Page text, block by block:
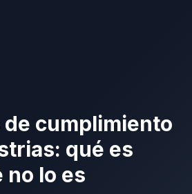
cumplimiento
qué es
no lo es